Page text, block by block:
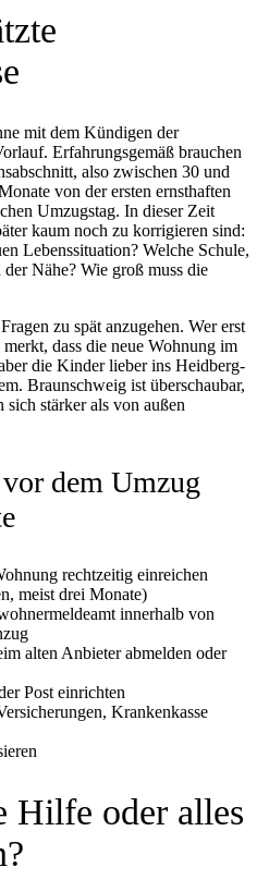
mit dem Kündigen der
Erfahrungsgemäß brauchen
also zwischen 30 und
von der ersten ernsthaften
Umzugstag. In dieser Zeit
kaum noch zu korrigieren sind:
Lebenssituation? Welche Schule,
Nähe? Wie groß muss die
zu spät anzugehen. Wer erst
dass die neue Wohnung im
die Kinder lieber ins Heidberg-
Braunschweig ist überschaubar,
sich stärker als von außen
dem Umzug
rechtzeitig einreichen
meist drei Monate)
innerhalb von
alten Anbieter abmelden oder
Post einrichten
Krankenkasse
Hilfe oder alles